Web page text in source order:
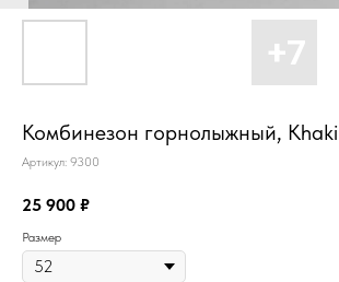
Комбинезон горнолыжный, Khaki
Артикул: 9300
25 900 ₽
Размер